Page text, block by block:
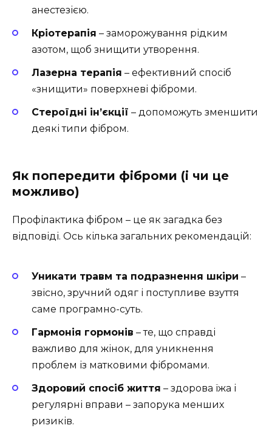
анестезією.
Кріотерапія – заморожування рідким
азотом, щоб знищити утворення.
Лазерна терапія – ефективний спосіб
«знищити» поверхневі фіброми.
Стероїдні ін’єкції – допоможуть зменшити
деякі типи фібром.
Як попередити фіброми (і чи це
можливо)
Профілактика фібром – це як загадка без
відповіді. Ось кілька загальних рекомендацій:
Уникати травм та подразнення шкіри –
звісно, зручний одяг і поступливе взуття
саме програмно-суть.
Гармонія гормонів – те, що справді
важливо для жінок, для уникнення
проблем із матковими фібромами.
Здоровий спосіб життя – здорова їжа і
регулярні вправи – запорука менших
ризиків.